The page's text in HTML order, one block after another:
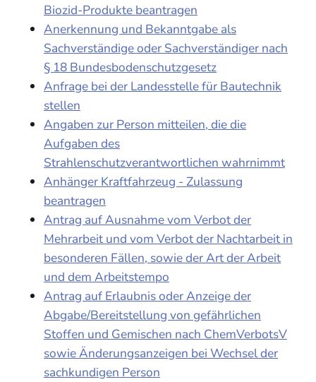
Biozid-Produkte beantragen
Anerkennung und Bekanntgabe als
Sachverständige oder Sachverständiger nach
§ 18 Bundesbodenschutzgesetz
Anfrage bei der Landesstelle für Bautechnik
stellen
Angaben zur Person mitteilen, die die
Aufgaben des
Strahlenschutzverantwortlichen wahrnimmt
Anhänger Kraftfahrzeug - Zulassung
beantragen
Antrag auf Ausnahme vom Verbot der
Mehrarbeit und vom Verbot der Nachtarbeit in
besonderen Fällen, sowie der Art der Arbeit
und dem Arbeitstempo
Antrag auf Erlaubnis oder Anzeige der
Abgabe/Bereitstellung von gefährlichen
Stoffen und Gemischen nach ChemVerbotsV
sowie Änderungsanzeigen bei Wechsel der
sachkundigen Person